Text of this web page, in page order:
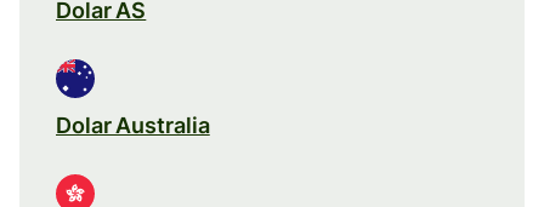
Dolar AS
Dolar Australia